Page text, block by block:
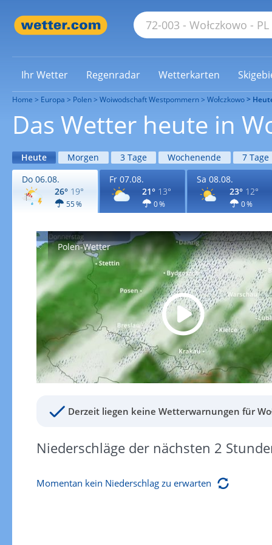
Ihr Wetter Regenradar Wetterkarten
Home Europa Polen Woiwodschaft Westpommern Wołczkowo
Das Wetter heute in
Heute Morgen 3 Tage Wochenende 7 Tage
Do 06.08.
26° 19°
55 %
Fr 07.08.
21° 13°
0 %
Sa 08.08.
23° 12°
0 %
Polen-Wetter
Derzeit liegen keine Wetterwarnungen für
Niederschläge der nächsten 2
Momentan kein Niederschlag zu erwarten